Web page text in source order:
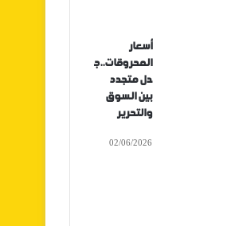
أسعار
المحروقات..ج
دل متجدد
بين السوق
والتحرير
02/06/2026